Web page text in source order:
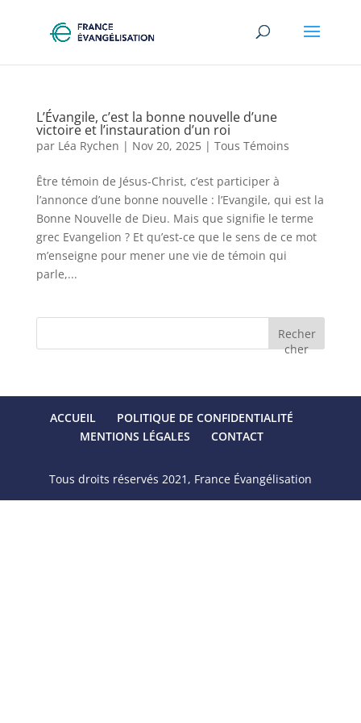
L’Évangile, c’est la bonne nouvelle d’une
victoire et l’instauration d’un roi
par Léa Rychen | Nov 20, 2025| Tous Témoins
Être témoin de Jésus-Christ, c’est participer à
l’annonce d’une bonne nouvelle : l’Evangile, qui est la
Bonne Nouvelle de Dieu. Mais que signifie le terme
grec Evangelion ? Et qu’est-ce que le sens de ce mot
m’enseigne pour mener une vie de témoin qui
parle,...
Recher
cher
ACCUEIL
POLITIQUE DE CONFIDENTIALITÉ
MENTIONS LÉGALES
CONTACT
Tous droits réservés 2021, France Évangélisation